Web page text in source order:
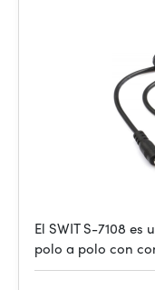
El SWIT S-7108 es
polo a polo con